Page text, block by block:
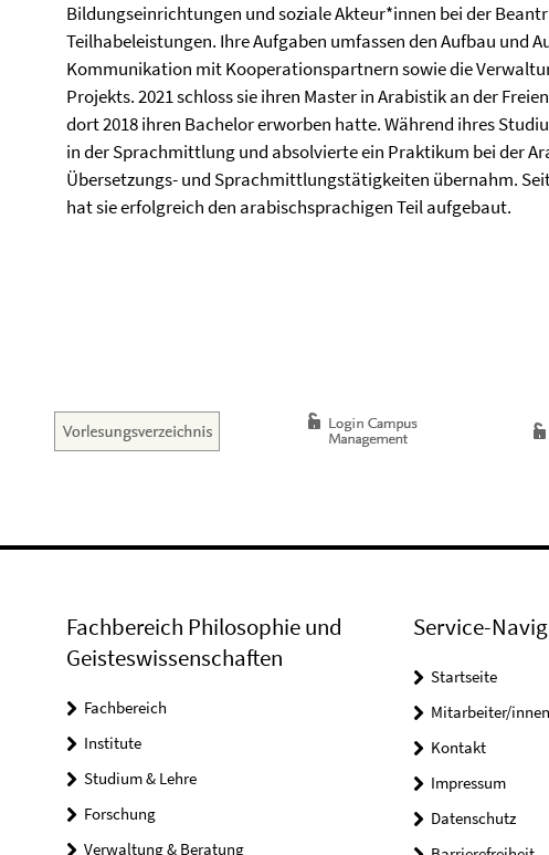
Bildungseinrichtungen und soziale Akteur*innen bei der
Teilhabeleistungen. Ihre Aufgaben umfassen den Aufbau und
Kommunikation mit Kooperationspartnern sowie die
Projekts. 2021 schloss sie ihren Master in Arabistik an der
dort 2018 ihren Bachelor erworben hatte. Während ihres
in der Sprachmittlung und absolvierte ein Praktikum bei der
Übersetzungs- und Sprachmittlungstätigkeiten übernahm.
hat sie erfolgreich den arabischsprachigen Teil aufgebaut.
Fachbereich Philosophie und
Geisteswissenschaften
Fachbereich
Institute
Studium & Lehre
Forschung
Verwaltung & Beratung
Service-
Startseite
Mitarbeiter/innen
Kontakt
Impressum
Datenschutz